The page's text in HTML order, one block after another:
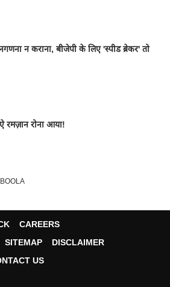
न कराना, बीजेपी के लिए 'स्पीड ब्रेकर' तो
रमज़ान रोना आया!
CAREERS
SITEMAP
DISCLAIMER
US